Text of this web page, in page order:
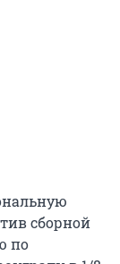
сборной
по